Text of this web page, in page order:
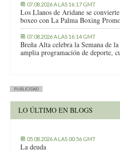
07.08.2026 A LAS 16:17 GMT
Los Llanos de Aridane se
boxeo con La Palma Boxing
07.08.2026 A LAS 16:14 GMT
Breña Alta celebra la Semana de
amplia programación de deporte,
PUBLICIDAD
LO ÚLTIMO EN BLOGS
05.08.2026 A LAS 00:56 GMT
La deuda